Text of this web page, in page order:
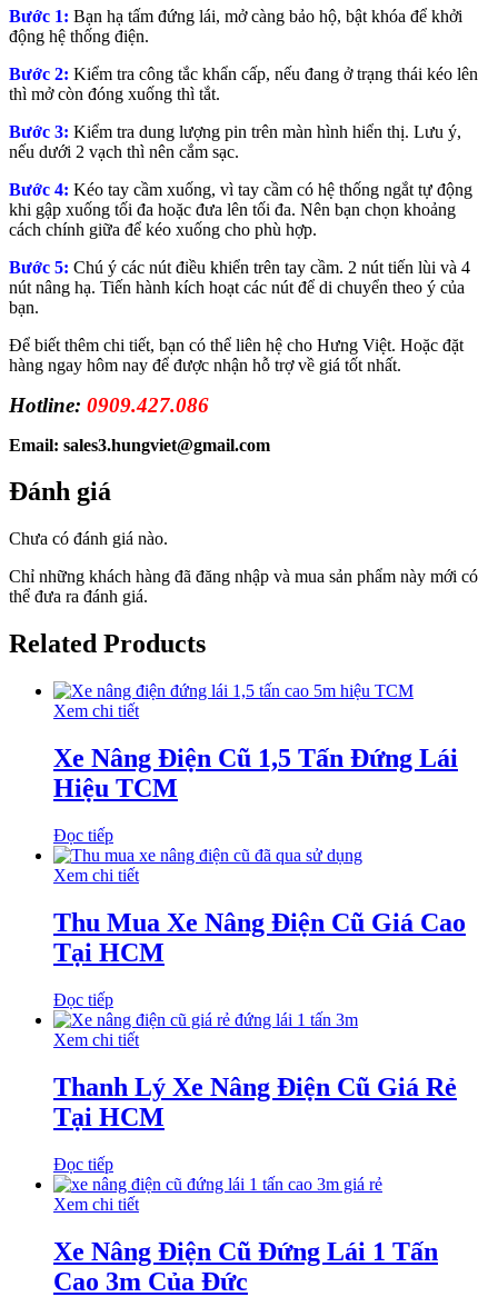
Bước 1: Bạn hạ tấm đứng lái, mở càng bảo hộ, bật khóa để khởi
động hệ thống điện.
Bước 2: Kiểm tra công tắc khẩn cấp, nếu đang ở trạng thái kéo lên
thì mở còn đóng xuống thì tắt.
Bước 3: Kiểm tra dung lượng pin trên màn hình hiển thị. Lưu ý,
nếu dưới 2 vạch thì nên cắm sạc.
Bước 4: Kéo tay cầm xuống, vì tay cầm có hệ thống ngắt tự động
khi gập xuống tối đa hoặc đưa lên tối đa. Nên bạn chọn khoảng
cách chính giữa để kéo xuống cho phù hợp.
Bước 5: Chú ý các nút điều khiển trên tay cầm. 2 nút tiến lùi và 4
nút nâng hạ. Tiến hành kích hoạt các nút để di chuyển theo ý của
bạn.
Để biết thêm chi tiết, bạn có thể liên hệ cho Hưng Việt. Hoặc đặt
hàng ngay hôm nay để được nhận hỗ trợ về giá tốt nhất.
Hotline: 0909.427.086
Email: sales3.hungviet@gmail.com
Đánh giá
Chưa có đánh giá nào.
Chỉ những khách hàng đã đăng nhập và mua sản phẩm này mới có
thể đưa ra đánh giá.
Related Products
Xem chi tiết
Xe Nâng Điện Cũ 1,5 Tấn Đứng Lái
Hiệu TCM
Đọc tiếp
Xem chi tiết
Thu Mua Xe Nâng Điện Cũ Giá Cao
Tại HCM
Đọc tiếp
Xem chi tiết
Thanh Lý Xe Nâng Điện Cũ Giá Rẻ
Tại HCM
Đọc tiếp
Xem chi tiết
Xe Nâng Điện Cũ Đứng Lái 1 Tấn
Cao 3m Của Đức